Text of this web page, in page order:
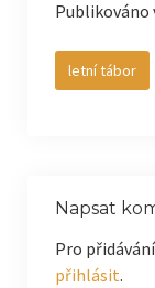
Publikováno
letní tábor
Napsat
Pro
přihlásit.